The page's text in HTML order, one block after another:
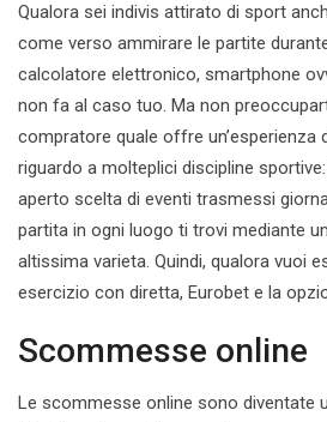
Qualora sei indivis attirato di sport
come verso ammirare le partite
calcolatore elettronico, smartphone
non fa al caso tuo. Ma non
compratore quale offre
riguardo a molteplici discipline
aperto scelta di eventi trasmessi
partita in ogni luogo ti trovi mediante
altissima varieta. Quindi, qualora vuoi
esercizio con diretta, Eurobet e la
Scommesse online
Le scommesse online sono diventate